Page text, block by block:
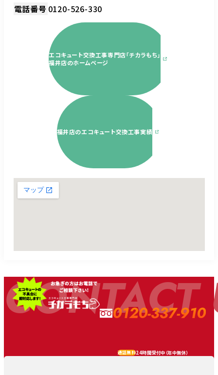
電話番号 0120-526-330
エコキュート交換工事専門店「チカラもち」
福井店のホームページ
福井店のエコキュート交換工事実績
CONTACT
0120-337-910
通話無料24時間受付中（年中無休）